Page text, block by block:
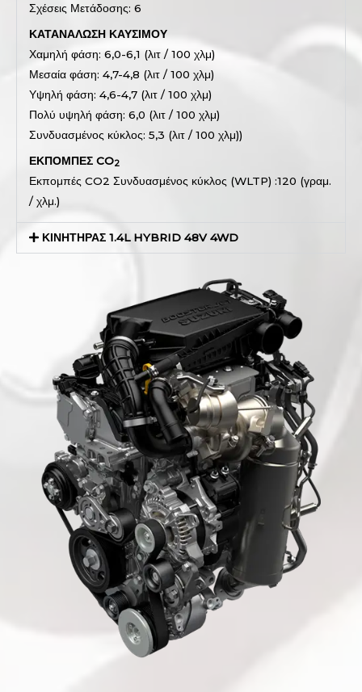
Σχέσεις Μετάδοσης: 6
ΚΑΤΑΝΑΛΩΣΗ ΚΑΥΣΙΜΟΥ
Χαμηλή φάση: 6,0-6,1 (λιτ / 100 χλμ)
Μεσαία φάση: 4,7-4,8 (λιτ / 100 χλμ)
Υψηλή φάση: 4,6-4,7 (λιτ / 100 χλμ)
Πολύ υψηλή φάση: 6,0 (λιτ / 100 χλμ)
Συνδυασμένος κύκλος: 5,3 (λιτ / 100 χλμ))
ΕΚΠΟΜΠΕΣ CO2
Εκπομπές CO2 Συνδυασμένος κύκλος (WLTP) :120 (γραμ.
/ χλμ.)
ΚΙΝΗΤΗΡΑΣ 1.4L HYBRID 48V 4WD